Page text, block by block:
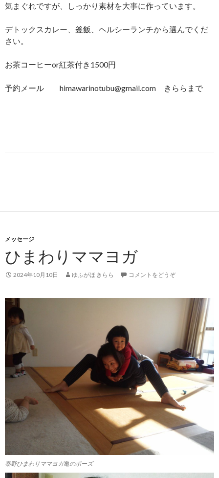
気まぐれですが、しっかり素材を大事に作っています。
デトックスカレー、釜飯、ヘルシーランチから選んでくだ
さい。
お茶コーヒーor紅茶付き1500円
予約メール himawarinotubu@gmail.com きららまで
メッセージ
ひまわりママヨガ
2024年10月10日 ゆふがほ きらら コメントをどうぞ
秦野ひまわりママヨガ亀のポーズ